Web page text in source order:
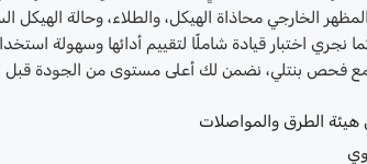
الخارجي محاذاة الهيكل، والطلاء، وحالة الهيكل
نجري اختبار قيادة شاملًا لتقييم أدائها وسهولة
مع فحص بنتلي، نضمن لك أعلى مستوى من الجودة قبل
الطرق والمواصلات